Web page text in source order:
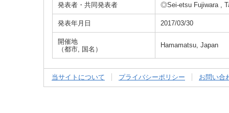
発表者・共同発表者 ◎Sei-etsu Fujiwara ,
発表年月日 2017/03/30
開催地
（都市, 国名）
Hamamatsu, Japan
当サイトについて プライバシーポリシー お問い合